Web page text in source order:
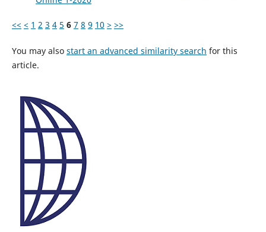
<< < 1 2 3 4 5 6 7 8 9 10 > >>
You may also start an advanced similarity search for this
article.